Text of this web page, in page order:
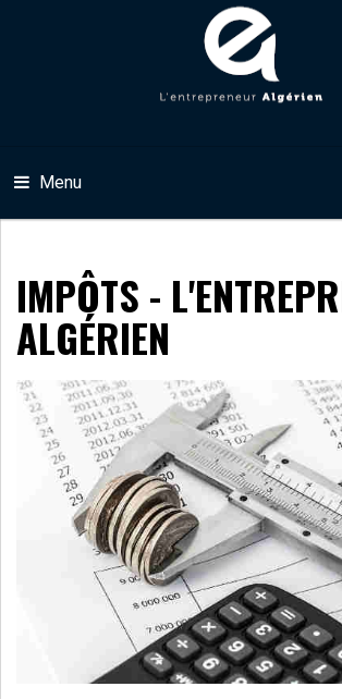
Menu
IMPÔTS -
ALGÉRIEN